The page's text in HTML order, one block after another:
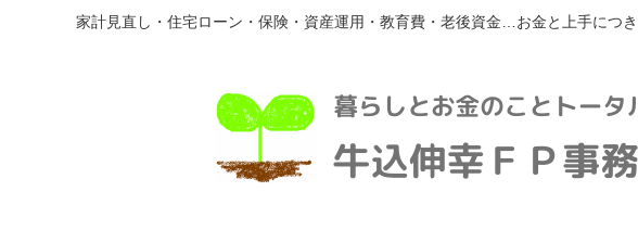
家計見直し・住宅ローン・保険・資産運用・教育費・老後資金…お金と上手につ